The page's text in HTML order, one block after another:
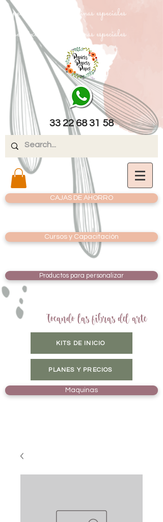
papel texturizado cartulinas especiales
papel texturizado cartulinas especiales
33 22 68 31 58
CAJAS DE AHORRO
Cursos y Capacitación
Productos para personalizar
Tocando las fibras del arte
KITS DE INICIO
PLANES Y PRECIOS
Maquinas